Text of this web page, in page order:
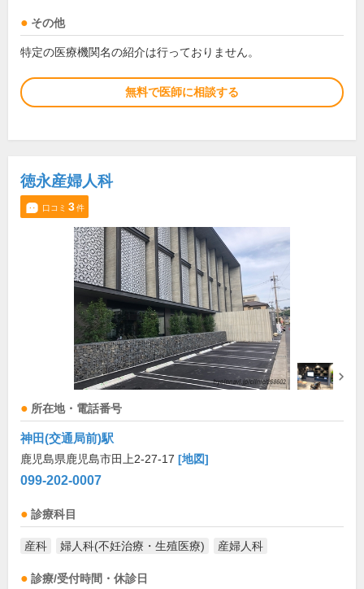
その他
特定の医療機関名の紹介は行っておりません。
無料で医師に相談する
徳永産婦人科
口コミ 3件
所在地・電話番号
神田(交通局前)駅
鹿児島県鹿児島市田上2-27-17 [地図]
099-202-0007
診療科目
産科 婦人科(不妊治療・生殖医療) 産婦人科
診療/受付時間・休診日